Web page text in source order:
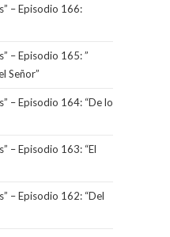
– Episodio 166:
– Episodio 165: ”
Señor”
– Episodio 164: “De lo
– Episodio 163: “El
– Episodio 162: “Del